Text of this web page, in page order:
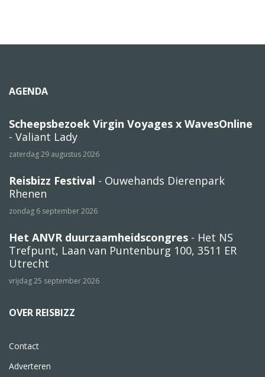
AGENDA
Scheepsbezoek Virgin Voyages x WavesOnline
- Valiant Lady
zaterdag 29 augustus 2026
Reisbizz Festival - Ouwehands Dierenpark
Rhenen
zondag 6 september 2026
Het ANVR duurzaamheidscongres - Het NS
Trefpunt, Laan van Puntenburg 100, 3511 ER
Utrecht
vrijdag 25 september 2026
OVER REISBIZZ
Contact
Adverteren